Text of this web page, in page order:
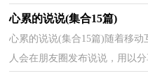
心累的说说(集合15篇)
心累的说说(集合15篇)随着移
人会在朋友圈发布说说，用以